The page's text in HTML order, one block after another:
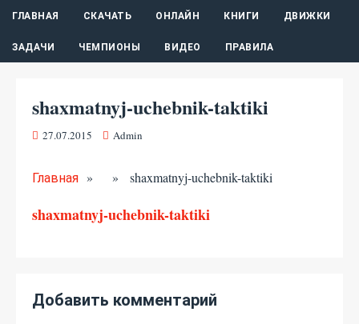
ГЛАВНАЯ СКАЧАТЬ ОНЛАЙН КНИГИ ДВИЖКИ
ЗАДАЧИ ЧЕМПИОНЫ ВИДЕО ПРАВИЛА
shaxmatnyj-uchebnik-taktiki
27.07.2015 Admin
Главная » » shaxmatnyj-uchebnik-taktiki
shaxmatnyj-uchebnik-taktiki
Добавить комментарий